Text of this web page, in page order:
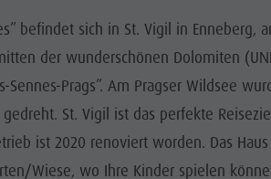
befindet sich in St. Vigil in Enneberg,
der wunderschönen Dolomiten
Sennes-Prags”. Am Pragser Wildsee
St. Vigil ist das perfekte
ist 2020 renoviert worden. Das
Wiese, wo Ihre Kinder spielen